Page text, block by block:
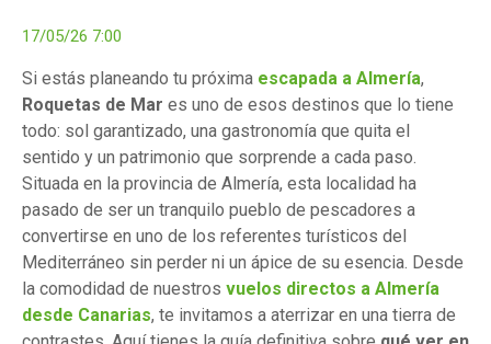
17/05/26 7:00
Si estás planeando tu próxima escapada a Almería,
Roquetas de Mar es uno de esos destinos que lo tiene
todo: sol garantizado, una gastronomía que quita el
sentido y un patrimonio que sorprende a cada paso.
Situada en la provincia de Almería, esta localidad ha
pasado de ser un tranquilo pueblo de pescadores a
convertirse en uno de los referentes turísticos del
Mediterráneo sin perder ni un ápice de su esencia. Desde
la comodidad de nuestros vuelos directos a Almería
desde Canarias, te invitamos a aterrizar en una tierra de